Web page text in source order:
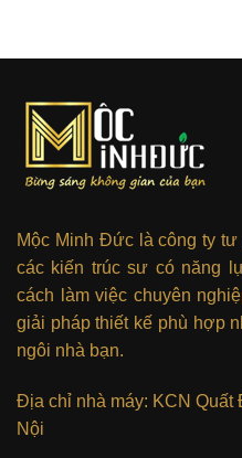
Mộc Minh Đức là công ty
các kiến trúc sư có năng
cách làm việc chuyên
giải pháp thiết kế phù hợp
ngôi nhà bạn.
Địa chỉ nhà máy: KCN
Nội